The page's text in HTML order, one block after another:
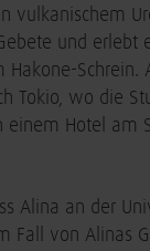
vulkanischem
und erlebt
Hakone-
Tokio, wo die
einem Hotel am
Alina an der
Fall von Alinas